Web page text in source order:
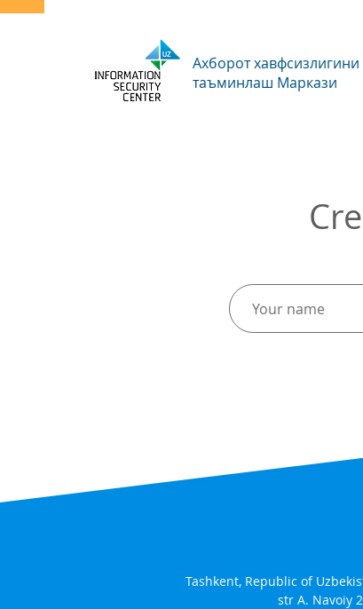
Ахборот хавфсизлигини
таъминлаш Маркази
Tashkent, Republic of
str A. Navoiy